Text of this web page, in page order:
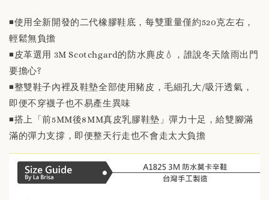
◾️使用全新開發的二代橡膠鞋底，每雙重量僅約520克左右，
輕鬆無負擔
◾️皮革選用 3M Scotchgard的防水麂皮💧，誰說冬天陰雨出門
要擔心?
◾️整雙鞋子內裡及鞋墊全部使用豬皮，毛細孔大/吸汗透氣，
即便不穿襪子也不易產生異味
◾️搭上「前5MM後8MM真皮乳膠鞋墊」彈力十足，給雙腳滿
滿的彈力支撐，即便整天行走也不會走太大負擔